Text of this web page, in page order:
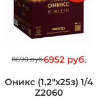
8690 руб.6952 руб.
Оникс (1,2"х25з) 1/4
Z2060